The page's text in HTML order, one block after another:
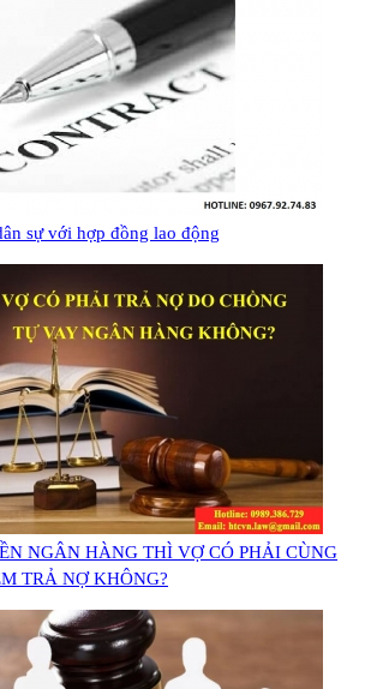
sự với hợp đồng lao động
NGÂN HÀNG THÌ VỢ CÓ PHẢI CÙNG
TRẢ NỢ KHÔNG?